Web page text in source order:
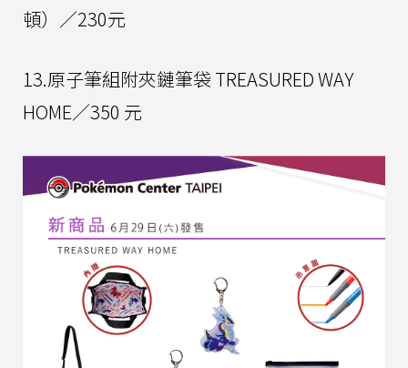
頓）／230元
13.原子筆組附夾鏈筆袋 TREASURED WAY
HOME／350 元